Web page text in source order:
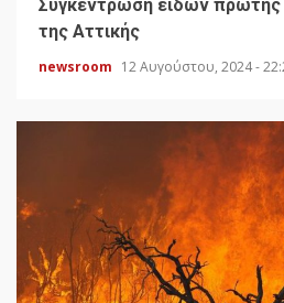
Συγκέντρωση ειδών πρώτης
της Αττικής
newsroom 12 Αυγούστου, 2024 -